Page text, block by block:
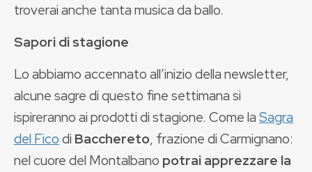
troverai anche tanta musica da ballo.
Sapori di stagione
Lo abbiamo accennato all’inizio della newsletter,
alcune sagre di questo fine settimana si
ispireranno ai prodotti di stagione. Come laSagra
del Ficodi Bacchereto, frazione di Carmignano:
nel cuore del Montalbano potrai apprezzare la